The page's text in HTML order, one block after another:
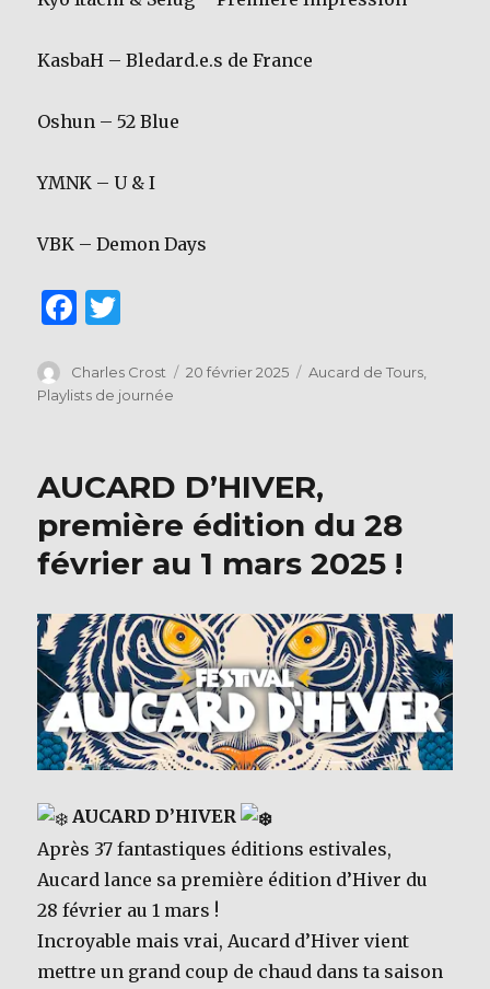
KasbaH – Bledard.e.s de France
Oshun – 52 Blue
YMNK – U & I
VBK – Demon Days
F
c
e
o
o
k
it
te
Auteur
Charles Crost
Publié
20 février 2025 Catégories
Aucard de Tours,
Playlists de journée
AUCARD D’HIVER,
première édition du 28
février au 1 mars 2025 !
AUCARD D’HIVER
Après 37 fantastiques éditions estivales,
Aucard lance sa première édition d’Hiver du
28 février au 1 mars !
Incroyable mais vrai, Aucard d’Hiver vient
mettre un grand coup de chaud dans ta saison